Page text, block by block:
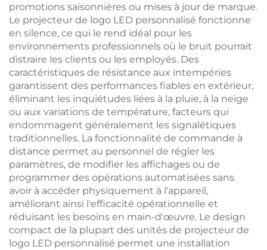
promotions saisonnières ou mises à jour de marque.
Le projecteur de logo LED personnalisé fonctionne
en silence, ce qui le rend idéal pour les
environnements professionnels où le bruit pourrait
distraire les clients ou les employés. Des
caractéristiques de résistance aux intempéries
garantissent des performances fiables en extérieur,
éliminant les inquiétudes liées à la pluie, à la neige
ou aux variations de température, facteurs qui
endommagent généralement les signalétiques
traditionnelles. La fonctionnalité de commande à
distance permet au personnel de régler les
paramètres, de modifier les affichages ou de
programmer des opérations automatisées sans
avoir à accéder physiquement à l'appareil,
améliorant ainsi l'efficacité opérationnelle et
réduisant les besoins en main-d'œuvre. Le design
compact de la plupart des unités de projecteur de
logo LED personnalisé permet une installation